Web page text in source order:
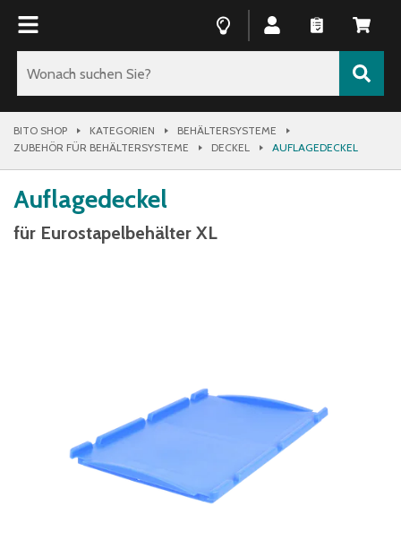
BITO SHOP KATEGORIEN
BEHÄLTERSYSTEME
ZUBEHÖR FÜR BEHÄLTERSYSTEME
DECKEL AUFLAGEDECKEL
Auflagedeckel
für Eurostapelbehälter XL